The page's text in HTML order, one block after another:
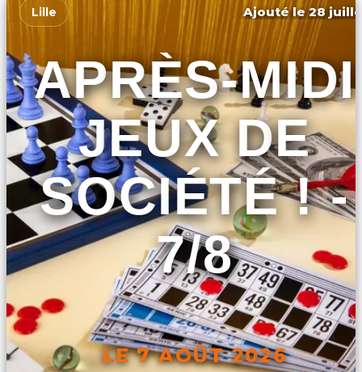
Lille Ajouté le 28
APRÈS-MIDI
JEUX DE
SOCIÉTÉ ! -
7/8
LE 7 AOÛT 2026